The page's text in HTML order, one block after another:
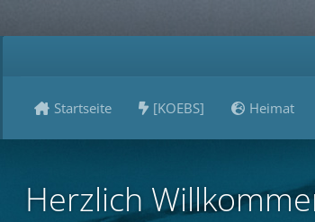
Startseite [KOEBS] Heimat
Herzlich